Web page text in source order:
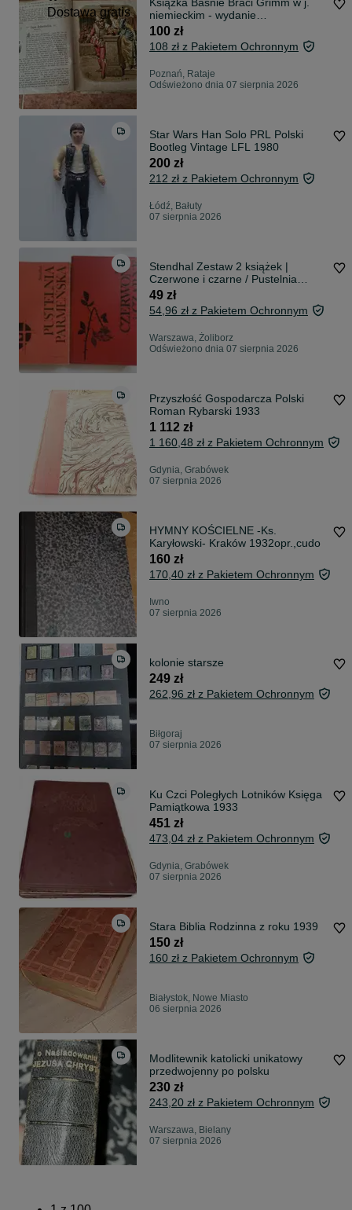
Dostawa gratis
Książka Baśnie Braci Grimm w j.
niemieckim - wydanie
przedwojenne
100 zł
108 zł z Pakietem Ochronnym
Poznań, Rataje
Odświeżono dnia 07 sierpnia 2026
Star Wars Han Solo PRL Polski
Bootleg Vintage LFL 1980
200 zł
212 zł z Pakietem Ochronnym
Łódź, Bałuty
07 sierpnia 2026
Stendhal Zestaw 2 książek |
Czerwone i czarne / Pustelnia
parmeńska Stan bdb
49 zł
54,96 zł z Pakietem Ochronnym
Warszawa, Żoliborz
Odświeżono dnia 07 sierpnia 2026
Przyszłość Gospodarcza Polski
Roman Rybarski 1933
1 112 zł
1 160,48 zł z Pakietem Ochronnym
Gdynia, Grabówek
07 sierpnia 2026
HYMNY KOŚCIELNE -Ks.
Karyłowski- Kraków 1932opr.,cudo
160 zł
170,40 zł z Pakietem Ochronnym
Iwno
07 sierpnia 2026
kolonie starsze
249 zł
262,96 zł z Pakietem Ochronnym
Biłgoraj
07 sierpnia 2026
Ku Czci Poległych Lotników Księga
Pamiątkowa 1933
451 zł
473,04 zł z Pakietem Ochronnym
Gdynia, Grabówek
07 sierpnia 2026
Stara Biblia Rodzinna z roku 1939
150 zł
160 zł z Pakietem Ochronnym
Białystok, Nowe Miasto
06 sierpnia 2026
Modlitewnik katolicki unikatowy
przedwojenny po polsku
230 zł
243,20 zł z Pakietem Ochronnym
Warszawa, Bielany
07 sierpnia 2026